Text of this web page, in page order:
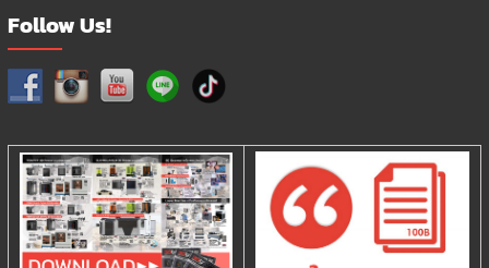
Follow Us!